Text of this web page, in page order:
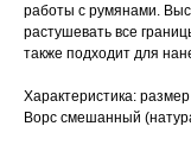
работы с румянами.
растушевать все
также подходит для
Характеристика:
Ворс смешанный